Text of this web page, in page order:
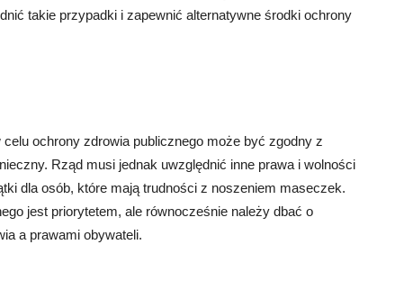
takie przypadki i zapewnić alternatywne środki ochrony
ochrony zdrowia publicznego może być zgodny z
Rząd musi jednak uwzględnić inne prawa i wolności
dla osób, które mają trudności z noszeniem maseczek.
jest priorytetem, ale równocześnie należy dbać o
a prawami obywateli.